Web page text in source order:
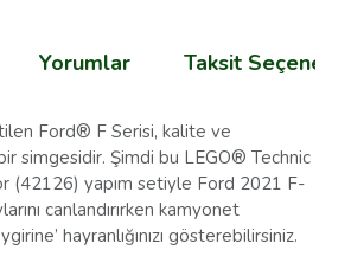
Yorumlar Taksit
Ford® F Serisi, kalite ve
simgesidir. Şimdi bu LEGO® Technic
(42126) yapım setiyle Ford 2021 F-
canlandırırken kamyonet
hayranlığınızı gösterebilirsiniz.